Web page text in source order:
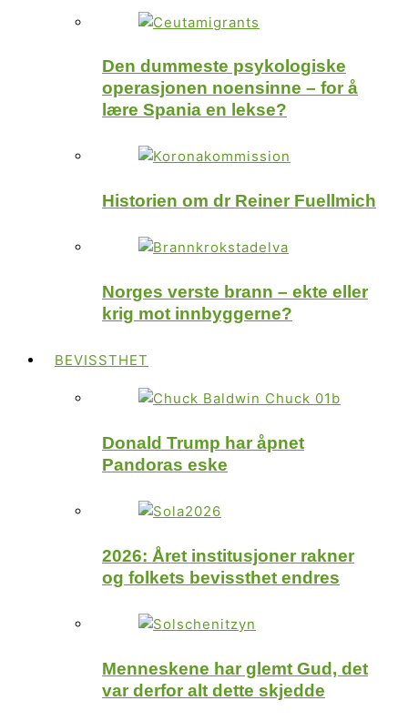
Den dummeste psykologiske
operasjonen noensinne – for å
lære Spania en lekse?
Historien om dr Reiner Fuellmich
Norges verste brann – ekte eller
krig mot innbyggerne?
BEVISSTHET
Donald Trump har åpnet
Pandoras eske
2026: Året institusjoner rakner
og folkets bevissthet endres
Menneskene har glemt Gud, det
var derfor alt dette skjedde